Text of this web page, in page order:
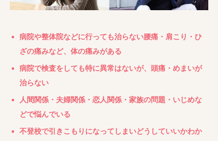
病院や整体院などに行っても治らない腰痛・肩こり・ひ
ざの痛みなど、体の痛みがある
病院で検査をしても特に異常はないが、頭痛・めまいが
治らない
人間関係・夫婦関係・恋人関係・家族の問題・いじめな
どで悩んでいる
不登校で引きこもりになってしまいどうしていいかわか